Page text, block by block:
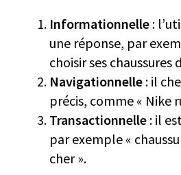
Informationnelle :
une réponse, par
choisir ses chaussures
Navigationnelle : il
précis, comme « Nike
Transactionnelle : il
par exemple «
cher ».